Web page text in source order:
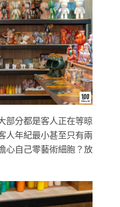
部分都是客人正在等晾
人年紀最小甚至只有兩
心自己零藝術細胞？放